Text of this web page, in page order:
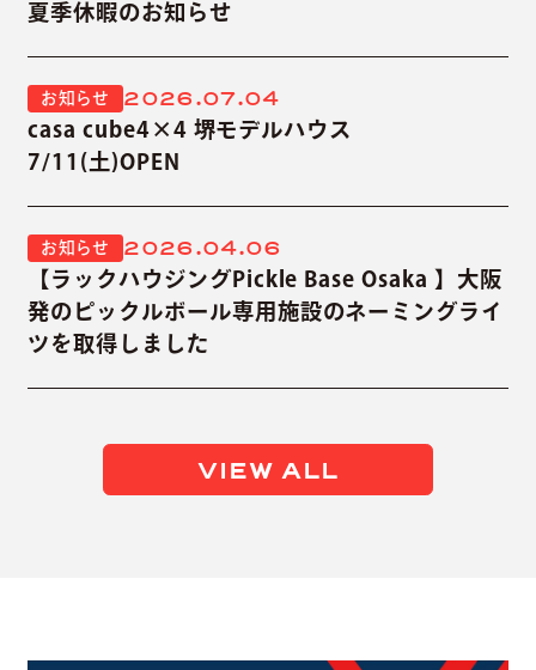
夏季休暇のお知らせ
お知らせ 2026.07.04
casa cube4×4 堺モデルハウス
7/11(土)OPEN
お知らせ 2026.04.06
【ラックハウジングPickle Base Osaka 】大阪
発のピックルボール専用施設のネーミングライ
ツを取得しました
VIEW ALL